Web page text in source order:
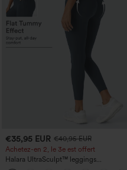
€35,95 EUR €40,95 EUR
Achetez-en 2, le 3e est offert
Halara UltraSculpt™ leggings
d'entraînement taille haute — fronces